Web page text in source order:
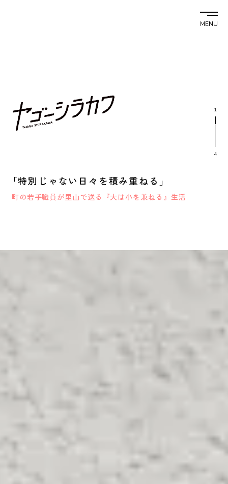
MENU
「特別じゃない日々を積み重ねる」
町の若手職員が里山で送る『大は小を兼ねる』生活
2
4